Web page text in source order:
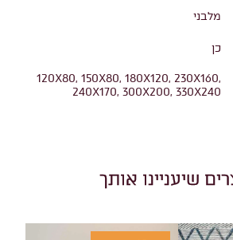
מלבני
כן
120X80, 150X80, 180X120, 230X160,
240X170, 300X200, 330X240
שיעניינו אותך